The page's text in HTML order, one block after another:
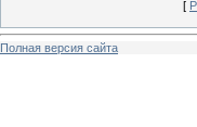
[
Полная версия сайта